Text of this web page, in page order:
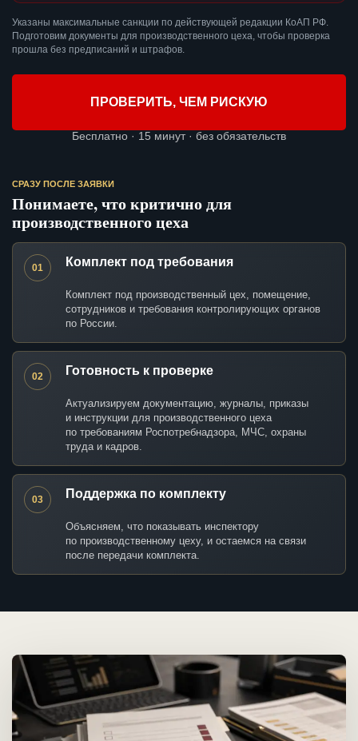
Указаны максимальные санкции по действующей редакции КоАП РФ.
Подготовим документы для производственного цеха, чтобы проверка
прошла без предписаний и штрафов.
ПРОВЕРИТЬ, ЧЕМ РИСКУЮ
Бесплатно · 15 минут · без обязательств
СРАЗУ ПОСЛЕ ЗАЯВКИ
Понимаете, что критично для
производственного цеха
01 Комплект под требования
Комплект под производственный цех, помещение,
сотрудников и требования контролирующих органов
по России.
02 Готовность к проверке
Актуализируем документацию, журналы, приказы
и инструкции для производственного цеха
по требованиям Роспотребнадзора, МЧС, охраны
труда и кадров.
03 Поддержка по комплекту
Объясняем, что показывать инспектору
по производственному цеху, и остаемся на связи
после передачи комплекта.